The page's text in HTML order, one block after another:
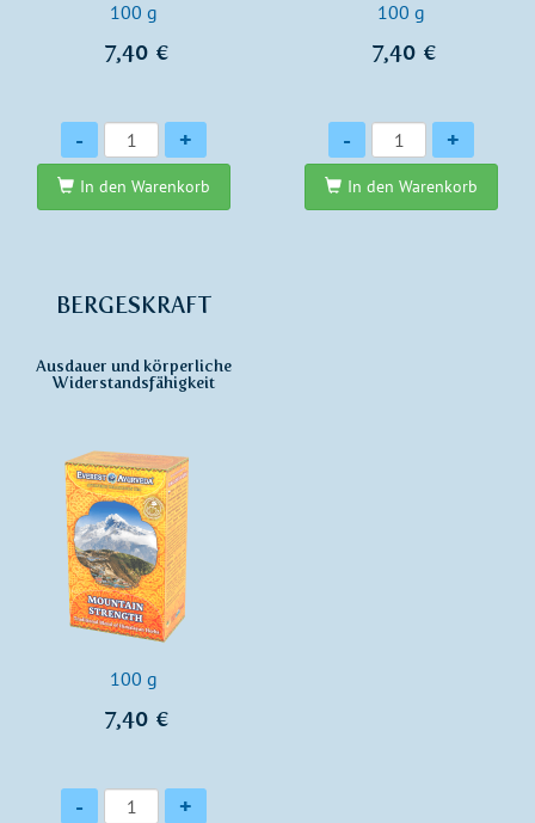
100 g
7,40 €
- +
In den Warenkorb
100 g
7,40 €
- +
In den Warenkorb
BERGESKRAFT
Ausdauer und körperliche
Widerstandsfähigkeit
100 g
7,40 €
- +